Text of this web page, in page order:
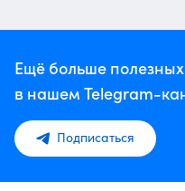
Ещё больше
в нашем Telegram-
Подписаться